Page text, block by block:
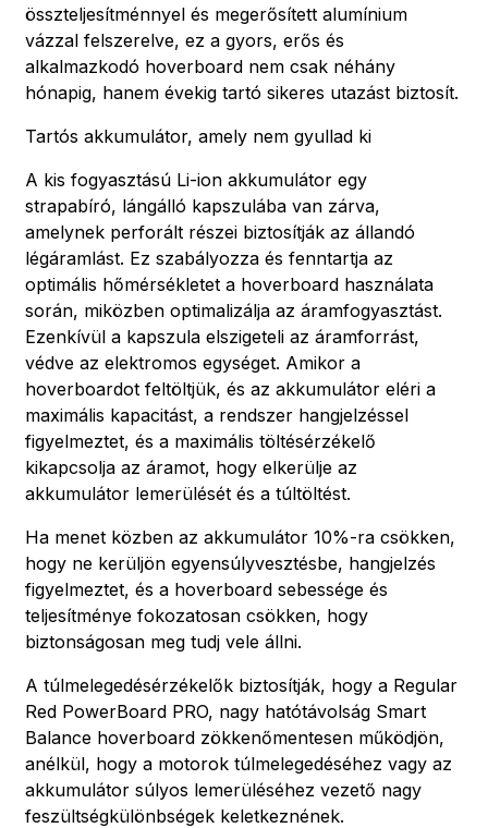
összteljesítménnyel és megerősített alumínium
vázzal felszerelve, ez a gyors, erős és
alkalmazkodó hoverboard nem csak néhány
hónapig, hanem évekig tartó sikeres utazást biztosít.
Tartós akkumulátor, amely nem gyullad ki
A kis fogyasztású Li-ion akkumulátor egy
strapabíró, lángálló kapszulába van zárva,
amelynek perforált részei biztosítják az állandó
légáramlást. Ez szabályozza és fenntartja az
optimális hőmérsékletet a hoverboard használata
során, miközben optimalizálja az áramfogyasztást.
Ezenkívül a kapszula elszigeteli az áramforrást,
védve az elektromos egységet. Amikor a
hoverboardot feltöltjük, és az akkumulátor eléri a
maximális kapacitást, a rendszer hangjelzéssel
figyelmeztet, és a maximális töltésérzékelő
kikapcsolja az áramot, hogy elkerülje az
akkumulátor lemerülését és a túltöltést.
Ha menet közben az akkumulátor 10%-ra csökken,
hogy ne kerüljön egyensúlyvesztésbe, hangjelzés
figyelmeztet, és a hoverboard sebessége és
teljesítménye fokozatosan csökken, hogy
biztonságosan meg tudj vele állni.
A túlmelegedésérzékelők biztosítják, hogy a Regular
Red PowerBoard PRO, nagy hatótávolság Smart
Balance hoverboard zökkenőmentesen működjön,
anélkül, hogy a motorok túlmelegedéséhez vagy az
akkumulátor súlyos lemerüléséhez vezető nagy
feszültségkülönbségek keletkeznének.